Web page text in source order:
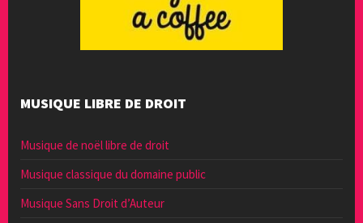
MUSIQUE LIBRE DE DROIT
Musique de noël libre de droit
Musique classique du domaine public
Musique Sans Droit d’Auteur